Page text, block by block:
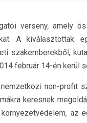
verseny, amely
A kiválasztottak
szakemberekből,
február 14-én kerül
non-profit
keresnek
az